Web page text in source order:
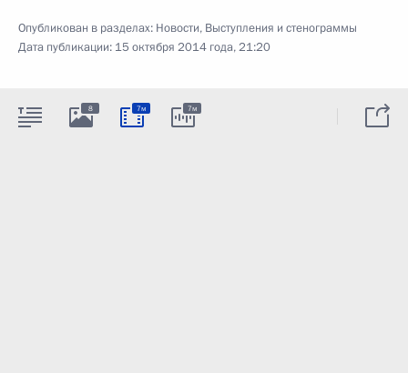
Опубликован в разделах: Новости, Выступления и стенограммы
Дата публикации: 15 октября 2014 года, 21:20
8 7м 7м